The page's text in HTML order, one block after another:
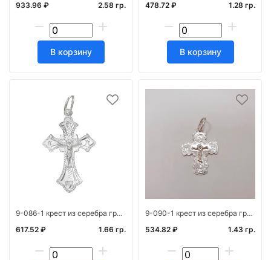
933.96 ₽
2.58 гр.
В корзину
478.72 ₽
1.28 гр.
В корзину
9-086-1 крест из серебра гравированный
617.52 ₽
1.66 гр.
9-090-1 крест из серебра гравированный
534.82 ₽
1.43 гр.